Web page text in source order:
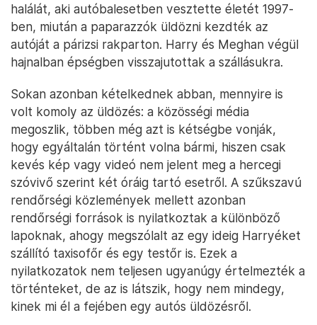
halálát, aki autóbalesetben vesztette életét 1997-
ben, miután a paparazzók üldözni kezdték az
autóját a párizsi rakparton. Harry és Meghan végül
hajnalban épségben visszajutottak a szállásukra.
Sokan azonban kételkednek abban, mennyire is
volt komoly az üldözés: a közösségi média
megoszlik, többen még azt is kétségbe vonják,
hogy egyáltalán történt volna bármi, hiszen csak
kevés kép vagy videó nem jelent meg a hercegi
szóvivő szerint két óráig tartó esetről. A szűkszavú
rendőrségi közlemények mellett azonban
rendőrségi források is nyilatkoztak a különböző
lapoknak, ahogy megszólalt az egy ideig Harryéket
szállító taxisofőr és egy testőr is. Ezek a
nyilatkozatok nem teljesen ugyanúgy értelmezték a
történteket, de az is látszik, hogy nem mindegy,
kinek mi él a fejében egy autós üldözésről.